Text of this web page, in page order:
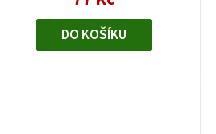
t
ů
DO KOŠÍKU